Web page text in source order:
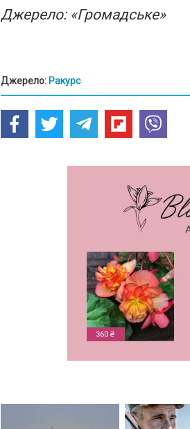
Джерело: «Громадське»
Джерело: Ракурс